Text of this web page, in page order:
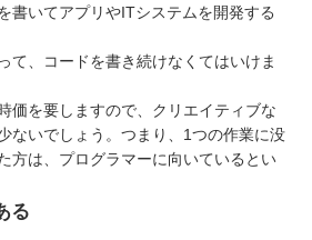
書いてアプリやITシステムを開発する
て、コードを書き続けなくてはいけま
価を要しますので、クリエイティブな
ないでしょう。つまり、1つの作業に没
方は、プログラマーに向いているとい
る